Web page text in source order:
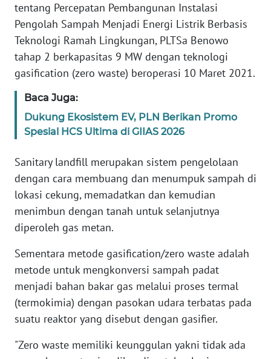
tentang Percepatan Pembangunan Instalasi
Pengolah Sampah Menjadi Energi Listrik Berbasis
Teknologi Ramah Lingkungan, PLTSa Benowo
tahap 2 berkapasitas 9 MW dengan teknologi
gasification (zero waste) beroperasi 10 Maret 2021.
Baca Juga:
Dukung Ekosistem EV, PLN Berikan Promo
Spesial HCS Ultima di GIIAS 2026
Sanitary landfill merupakan sistem pengelolaan
dengan cara membuang dan menumpuk sampah di
lokasi cekung, memadatkan dan kemudian
menimbun dengan tanah untuk selanjutnya
diperoleh gas metan.
Sementara metode gasification/zero waste adalah
metode untuk mengkonversi sampah padat
menjadi bahan bakar gas melalui proses termal
(termokimia) dengan pasokan udara terbatas pada
suatu reaktor yang disebut dengan gasifier.
"Zero waste memiliki keunggulan yakni tidak ada
KEPRI
WN
PAPUA
PAPUA
BARAT
WN
RIAU
WN
SERAMBI
WN
JAMBI
WN
WN